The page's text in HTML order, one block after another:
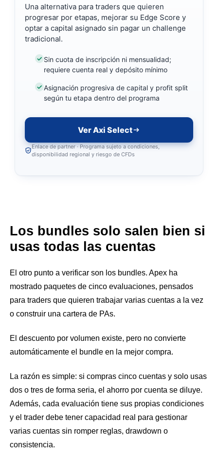
Una alternativa para traders que quieren
progresar por etapas, mejorar su Edge Score y
optar a capital asignado sin pagar un challenge
tradicional.
Sin cuota de inscripción ni mensualidad;
requiere cuenta real y depósito mínimo
Asignación progresiva de capital y profit split
según tu etapa dentro del programa
Ver Axi Select
Enlace de partner · Programa sujeto a condiciones,
disponibilidad regional y riesgo de CFDs
Los bundles solo salen bien si
usas todas las cuentas
El otro punto a verificar son los bundles. Apex ha
mostrado paquetes de cinco evaluaciones, pensados
para traders que quieren trabajar varias cuentas a la vez
o construir una cartera de PAs.
El descuento por volumen existe, pero no convierte
automáticamente el bundle en la mejor compra.
La razón es simple: si compras cinco cuentas y solo usas
dos o tres de forma seria, el ahorro por cuenta se diluye.
Además, cada evaluación tiene sus propias condiciones
y el trader debe tener capacidad real para gestionar
varias cuentas sin romper reglas, drawdown o
consistencia.